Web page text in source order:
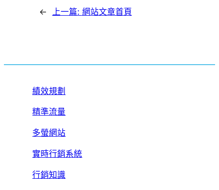
← 上一篇: 網站文章首頁
績效規劃
精準流量
多螢網站
實時行銷系統
行銷知識